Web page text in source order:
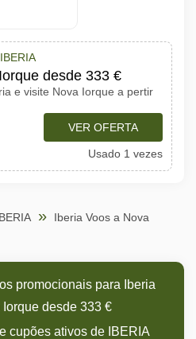
desde 333 €
e visite Nova Iorque a pertir
VER OFERTA
Usado 1 vezes
Iberia Voos a Nova
promocionais para Iberia
desde 333 €
cupões ativos de IBERIA